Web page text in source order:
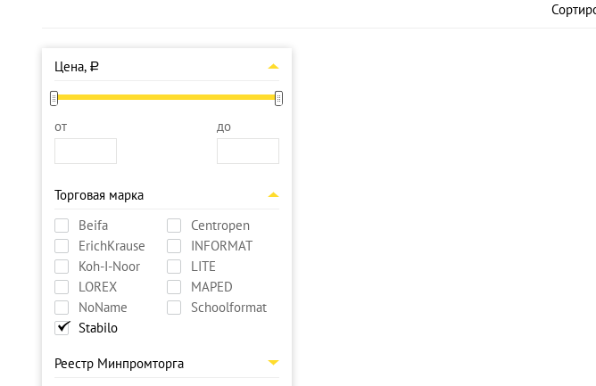
Цена, a
от до
Торговая марка
Beifa
Centropen
ErichKrause
INFORMAT
Koh-I-Noor
LITE
LOREX
MAPED
NoName
Schoolformat
Stabilo
Реестр Минпромторга